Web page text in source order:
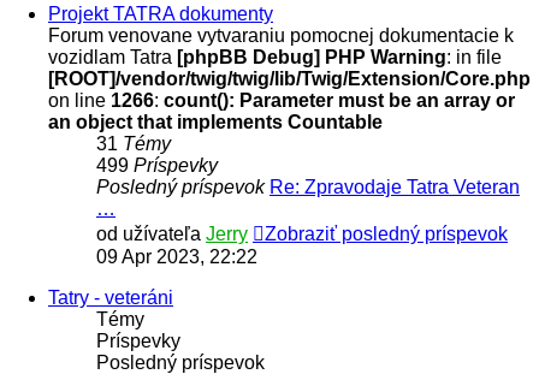
Projekt TATRA dokumenty
Forum venovane vytvaraniu pomocnej dokumentacie k
vozidlam Tatra [phpBB Debug] PHP Warning: in file
[ROOT]/vendor/twig/twig/lib/Twig/Extension/Core.php
on line 1266: count(): Parameter must be an array or
an object that implements Countable
31 Témy
499 Príspevky
Posledný príspevok Re: Zpravodaje Tatra Veteran
…
od užívateľa Jerry
Zobraziť posledný príspevok
09 Apr 2023, 22:22
Tatry - veteráni
Témy
Príspevky
Posledný príspevok